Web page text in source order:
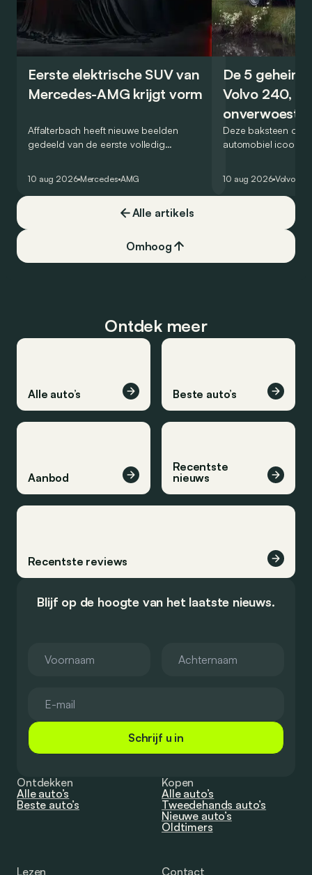
Eerste elektrische SUV van
Mercedes-AMG krijgt vorm
Affalterbach heeft nieuwe beelden
gedeeld van de eerste volledig
wordt echter nog niet prijsgegeven.
10 aug 2026 Mercedes AMG
De 5
Volvo 240, de
kubus
Deze baksteen op
automobiel icoon?
onverwoestbare
zeker snuifje
zegt alles: hij was
markt in 4 reeksen.
10 aug 2026 Volvo
Alle artikels
Omhoog
Ontdek meer
Alle auto’s Beste auto’s
Aanbod
Recentste
nieuws
Recentste reviews
Blijf op de hoogte van het laatste nieuws.
Schrijf u in
Ontdekken
Alle auto’s
Beste auto’s
Kopen
Alle auto’s
Tweedehands auto’s
Nieuwe auto’s
Oldtimers
Lezen Contact